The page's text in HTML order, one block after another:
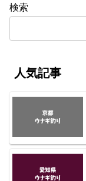
検索
人気記事